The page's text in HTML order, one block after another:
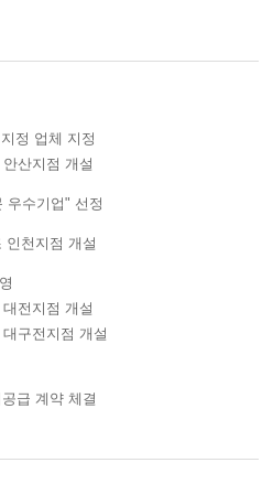
정 업체 지정
산지점 개설
우수기업" 선정
인천지점 개설
전지점 개설
구전지점 개설
급 계약 체결